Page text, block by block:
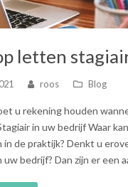
letten
roos Blog
u rekening houden
in uw bedrijf Waar
in de praktijk? Denkt u
uw bedrijf? Dan zijn er een